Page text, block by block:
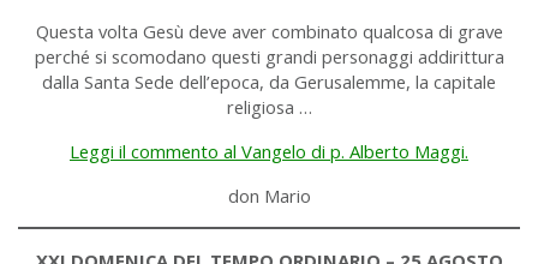
Questa volta Gesù deve aver combinato qualcosa di grave
perché si scomodano questi grandi personaggi addirittura
dalla Santa Sede dell’epoca, da Gerusalemme, la capitale
religiosa …
Leggi il commento al Vangelo di p. Alberto Maggi.
don Mario